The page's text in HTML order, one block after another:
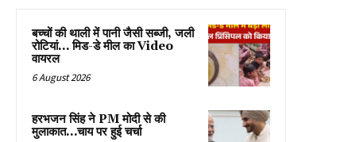
बच्चों की थाली में पानी जैसी सब्जी, जली
रोटियां… मिड-डे मील का Video
वायरल
6 August 2026
हरभजन सिंह ने PM मोदी से की
मुलाकात…चाय पर हुई चर्चा